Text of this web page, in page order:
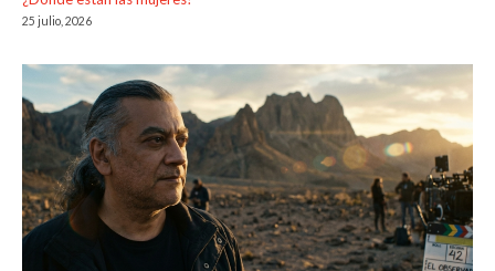
25 julio, 2026